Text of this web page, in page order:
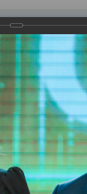
Муниципальные